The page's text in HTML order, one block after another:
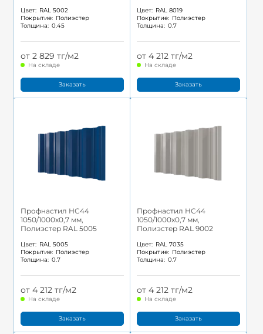
Цвет: RAL 5002
Покрытие: Полиэстер
Толщина: 0.45
от 2 829 тг/м2
На складе
Заказать
Цвет: RAL 8019
Покрытие: Полиэстер
Толщина: 0.7
от 4 212 тг/м2
На складе
Заказать
Профнастил НС44
1050/1000x0,7 мм,
Полиэстер RAL 5005
Цвет: RAL 5005
Покрытие: Полиэстер
Толщина: 0.7
от 4 212 тг/м2
На складе
Заказать
Профнастил НС44
1050/1000x0,7 мм,
Полиэстер RAL 9002
Цвет: RAL 7035
Покрытие: Полиэстер
Толщина: 0.7
от 4 212 тг/м2
На складе
Заказать